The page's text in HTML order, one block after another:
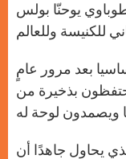
يوحنّا بولس
بعد مرور عامٍ
بذخيرة من
يحاول جاهدًا أن